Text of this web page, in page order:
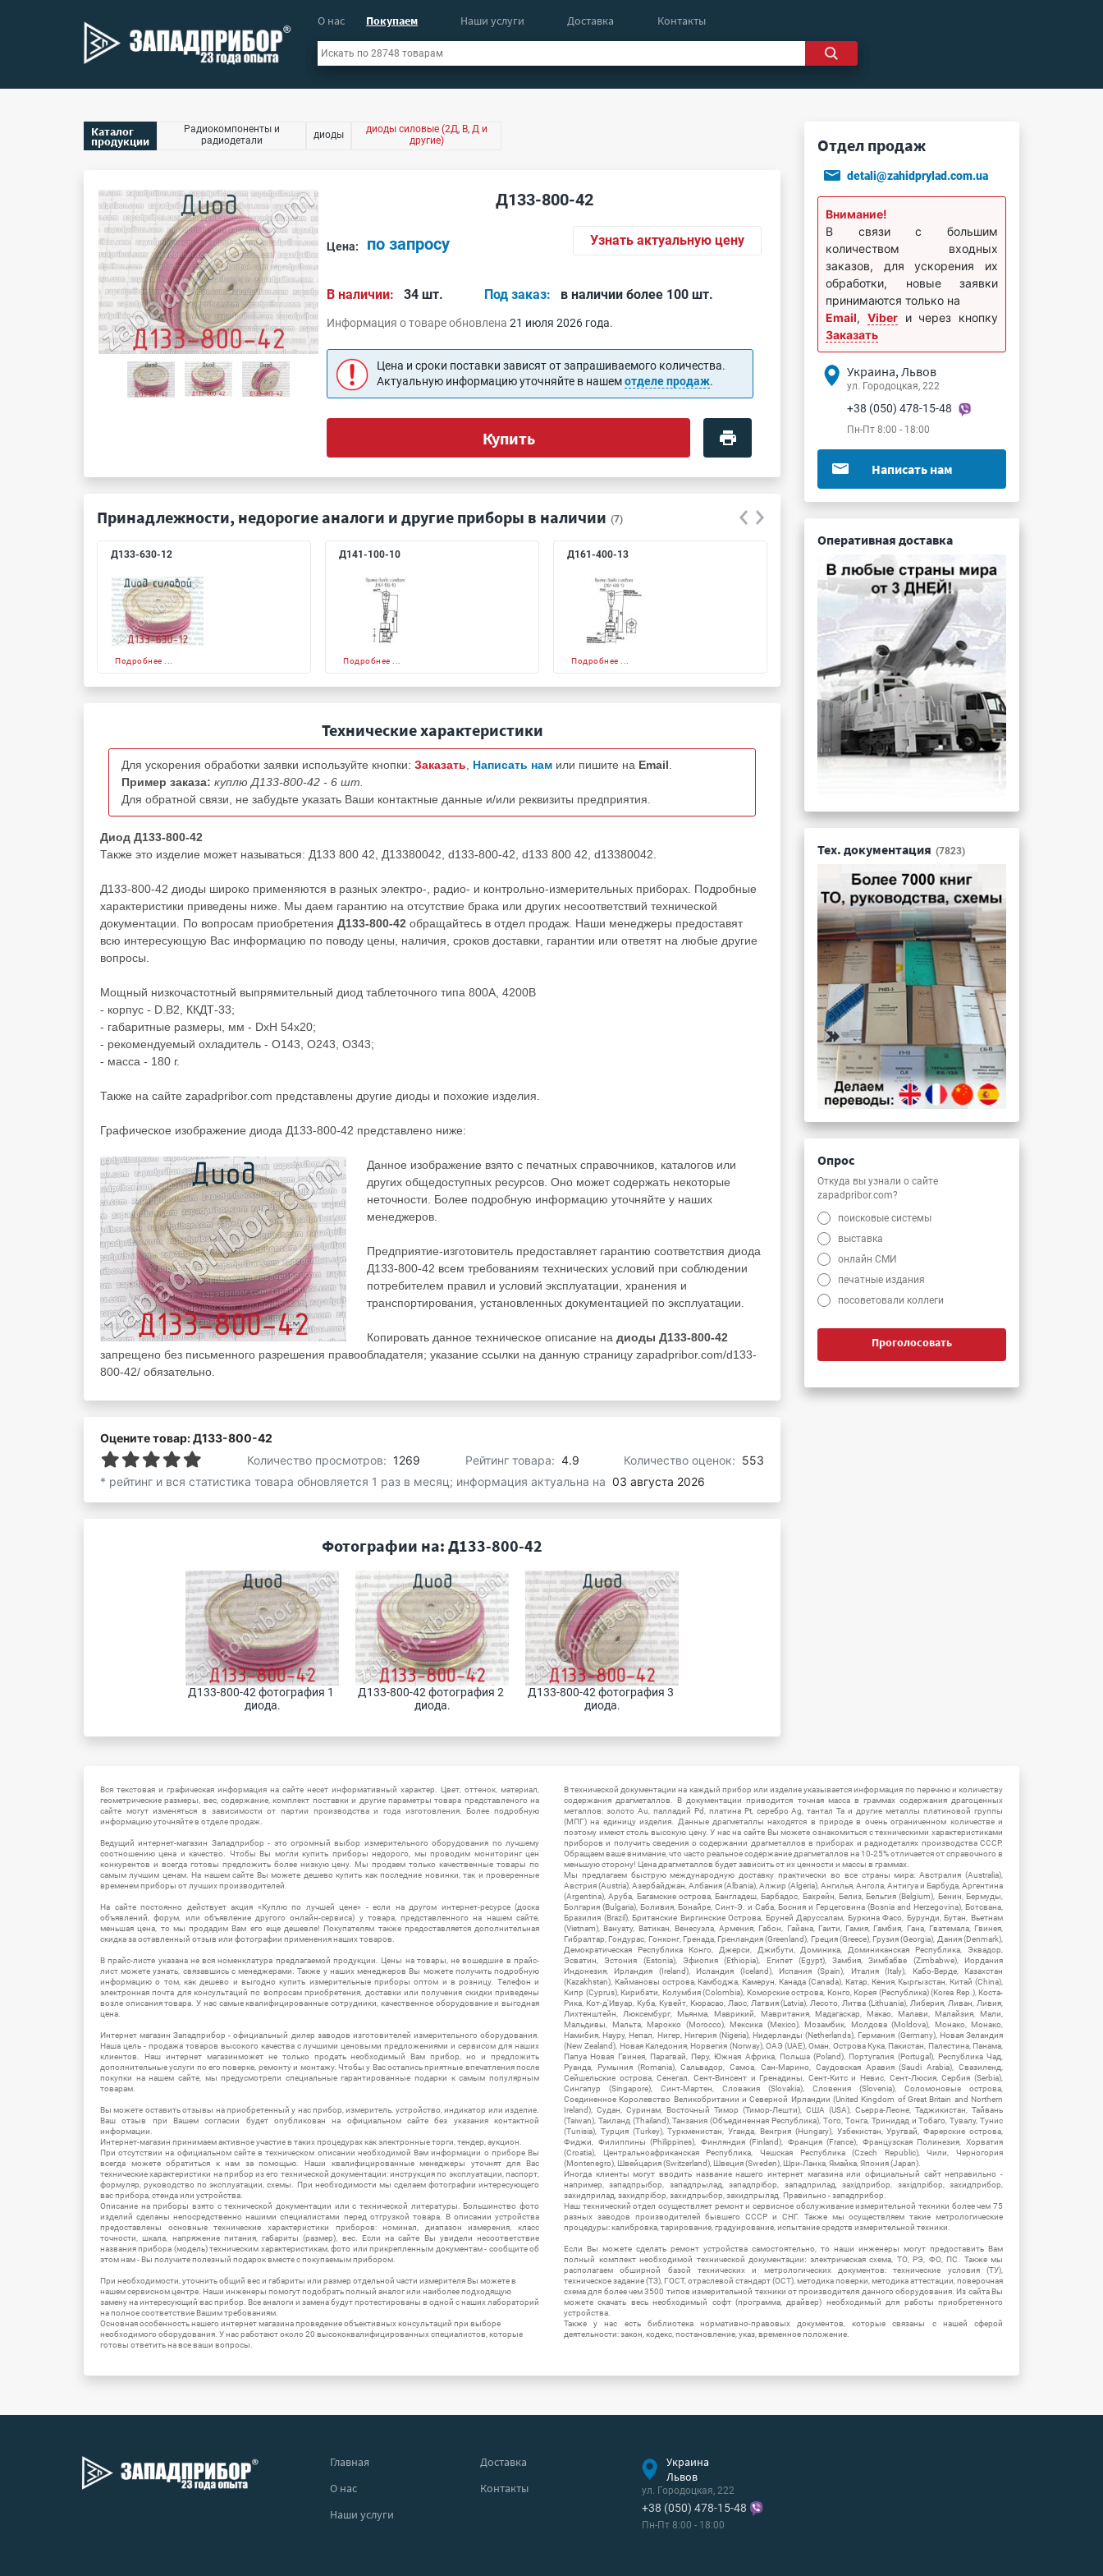
О нас Покупаем Наши услуги Доставка Контакты
Каталог
продукции
Радиокомпоненты и
радиодетали
диоды
диоды силовые (2Д, В, Д и
другие)
Д133-800-42
Цена: по запросу Узнать актуальную цену
В наличии: 34 шт. Под заказ: в наличии более 100 шт.
Информация о товаре обновлена21 июля 2026 года.
Цена и сроки поставки зависят от запрашиваемого количества.
Актуальную информацию уточняйте в нашемотделе продаж.
Купить
Принадлежности, недорогие аналоги и другие приборы в наличии (7)
Д133-630-12
Подробнее ...
Д141-100-10
Подробнее ...
Д161-400-13
Подробнее ... Подробнее ...
Технические характеристики
Для ускорения обработки заявки используйте кнопки: Заказать Написать нам или пишите на Email
Пример заказа: куплю Д133-800-42 - 6 шт.
Для обратной связи, не забудьте указать Ваши контактные данные и/или реквизиты предприятия.
Диод Д133-800-42
Также это изделие может называться: Д133 800 42, Д13380042, d133-800-42, d133 800 42, d13380042.
Д133-800-42 диоды широко применяются в разных электро-, радио- и контрольно-измерительных приборах. Подробные
характеристики приведены ниже. Мы даем гарантию на отсутствие брака или других несоответствий технической
документации. По вопросам приобретения Д133-800-42 обращайтесь в отдел продаж. Наши менеджеры предоставят
всю интересующую Вас информацию по поводу цены, наличия, сроков доставки, гарантии или ответят на любые другие
вопросы.
Мощный низкочастотный выпрямительный диод таблеточного типа 800А, 4200В
- корпус - D.B2, ККДТ-33;
- габаритные размеры, мм - DxH 54x20;
- рекомендуемый охладитель - О143, О243, О343;
- масса - 180 г.
Также на сайте zapadpribor.com представлены другие диоды и похожие изделия.
Графическое изображение диода Д133-800-42 представлено ниже:
Данное изображение взято с печатных справочников, каталогов или
других общедоступных ресурсов. Оно может содержать некоторые
неточности. Более подробную информацию уточняйте у наших
менеджеров.
Предприятие-изготовитель предоставляет гарантию соответствия диода
Д133-800-42 всем требованиям технических условий при соблюдении
потребителем правил и условий эксплуатации, хранения и
транспортирования, установленных документацией по эксплуатации.
Копировать данное техническое описание на диоды Д133-800-42
запрещено без письменного разрешения правообладателя; указание ссылки на данную страницу zapadpribor.com/d133-
800-42/ обязательно.
Оцените товар: Д133-800-42
Количество просмотров: 1269 Рейтинг товара: 4.9 Количество оценок: 553
* рейтинг и вся статистика товара обновляется 1 раз в месяц; информация актуальна на 03 августа 2026
Фотографии на: Д133-800-42
Д133-800-42 фотография 1
диода.
Д133-800-42 фотография 2
диода.
Д133-800-42 фотография 3
диода.
Отдел продаж
detali@zahidprylad.com.ua
Внимание!
В связи с большим
количеством входных
заказов, для ускорения их
обработки, новые заявки
принимаются только на
Email, Viberи через кнопку
Заказать
Украина, Львов
ул. Городоцкая, 222
+38 (050) 478-15-48
Пн-Пт 8:00 - 18:00
Написать нам
Оперативная доставка
Тех. документация (7823)
Опрос
Откуда вы узнали о сайте
zapadpribor.com?
поисковые системы
выставка
онлайн СМИ
печатные издания
посоветовали коллеги
Проголосовать
Вся текстовая и графическая информация на сайте несет информативный характер. Цвет, оттенок, материал,
геометрические размеры, вес, содержание, комплект поставки и другие параметры товара представленого на
сайте могут изменяться в зависимости от партии производства и года изготовления. Более подробную
информацию уточняйте в отделе продаж.
Ведущий интернет-магазин Западприбор - это огромный выбор измерительного оборудования по лучшему
соотношению цена и качество. Чтобы Вы могли купить приборы недорого, мы проводим мониторинг цен
конкурентов и всегда готовы предложить более низкую цену. Мы продаем только качественные товары по
самым лучшим ценам. На нашем сайте Вы можете дешево купить как последние новинки, так и проверенные
временем приборы от лучших производителей.
На сайте постоянно действует акция «Куплю по лучшей цене» - если на другом интернет-ресурсе (доска
объявлений, форум, или объявление другого онлайн-сервиса) у товара, представленного на нашем сайте,
меньшая цена, то мы продадим Вам его еще дешевле! Покупателям также предоставляется дополнительная
скидка за оставленный отзыв или фотографии применения наших товаров.
В прайс-листе указана не вся номенклатура предлагаемой продукции. Цены на товары, не вошедшие в прайс-
лист можете узнать, связавшись с менеджерами. Также у наших менеджеров Вы можете получить подробную
информацию о том, как дешево и выгодно купить измерительные приборы оптом и в розницу. Телефон и
электронная почта для консультаций по вопросам приобретения, доставки или получения скидки приведены
возле описания товара. У нас самые квалифицированные сотрудники, качественное оборудование и выгодная
цена.
Интернет магазин Западприбор - официальный дилер заводов изготовителей измерительного оборудования.
Наша цель - продажа товаров высокого качества с лучшими ценовыми предложениями и сервисом для наших
клиентов. Наш интернет магазинможет не только продать необходимый Вам прибор, но и предложить
дополнительные услуги по его поверке, ремонту и монтажу. Чтобы у Вас остались приятные впечатления после
покупки на нашем сайте, мы предусмотрели специальные гарантированные подарки к самым популярным
товарам.
Вы можете оставить отзывы на приобретенный у нас прибор, измеритель, устройство, индикатор или изделие.
Ваш отзыв при Вашем согласии будет опубликован на официальном сайте без указания контактной
информации.
Интернет-магазин принимаем активное участие в таких процедурах как электронные торги, тендер, аукцион.
При отсутствии на официальном сайте в техническом описании необходимой Вам информации о приборе Вы
всегда можете обратиться к нам за помощью. Наши квалифицированные менеджеры уточнят для Вас
технические характеристики на прибор из его технической документации: инструкция по эксплуатации, паспорт,
формуляр, руководство по эксплуатации, схемы. При необходимости мы сделаем фотографии интересующего
вас прибора, стенда или устройства.
Описание на приборы взято с технической документации или с технической литературы. Большинство фото
изделий сделаны непосредственно нашими специалистами перед отгрузкой товара. В описании устройства
предоставлены основные технические характеристики приборов: номинал, диапазон измерения, класс
точности, шкала, напряжение питания, габариты (размер), вес. Если на сайте Вы увидели несоответствие
названия прибора (модель) техническим характеристикам, фото или прикрепленным документам - сообщите об
этом нам - Вы получите полезный подарок вместе с покупаемым прибором.
При необходимости, уточнить общий вес и габариты или размер отдельной части измерителя Вы можете в
нашем сервисном центре. Наши инженеры помогут подобрать полный аналог или наиболее подходящую
замену на интересующий вас прибор. Все аналоги и замена будут протестированы в одной с наших лабораторий
на полное соответствие Вашим требованиям.
Основная особенность нашего интернет магазина проведение объективных консультаций при выборе
необходимого оборудования. У нас работают около 20 высококвалифицированных специалистов, которые
готовы ответить на все ваши вопросы.
В технической документации на каждый прибор или изделие указывается информация по перечню и количеству
содержания драгметаллов. В документации приводится точная масса в граммах содержания драгоценных
металлов: золото Au, палладий Pd, платина Pt, серебро Ag, тантал Ta и другие металлы платиновой группы
(МПГ) на единицу изделия. Данные драгметаллы находятся в природе в очень ограниченном количестве и
поэтому имеют столь высокую цену. У нас на сайте Вы можете ознакомиться с техническими характеристиками
приборов и получить сведения о содержании драгметаллов в приборах и радиодеталях производства СССР.
Обращаем ваше внимание, что часто реальное содержание драгметаллов на 10-25% отличается от справочного в
меньшую сторону! Цена драгметаллов будет зависить от их ценности и массы в граммах.
Мы предлагаем быструю международную доставку практически во все страны мира: Австралия (Australia),
Австрия (Austria), Азербайджан, Албания (Albania), Алжир (Algeria), Ангилья, Ангола, Антигуа и Барбуда, Аргентина
(Argentina), Аруба, Багамские острова, Бангладеш, Барбадос, Бахрейн, Белиз, Бельгия (Belgium), Бенин, Бермуды,
Болгария (Bulgaria), Боливия, Бонайре, Синт-Э. и Саба, Босния и Герцеговина (Bosnia and Herzegovina), Ботсвана,
Бразилия (Brazil), Британские Виргинские Острова, Бруней Даруссалам, Буркина Фасо, Бурунди, Бутан, Вьетнам
(Vietnam), Вануату, Ватикан, Венесуэла, Армения, Габон, Гайана, Гаити, Гамия, Гамбия, Гана, Гватемала, Гвинея,
Гибралтар, Гондурас, Гонконг, Гренада, Гренландия (Greenland), Греция (Greece), Грузия (Georgia), Дания (Denmark),
Демократическая Республика Конго, Джерси, Джибути, Доминика, Доминиканская Республика, Эквадор,
Эсватин, Эстония (Estonia), Эфиопия (Ethiopia), Египет (Egypt), Замбия, Зимбабве (Zimbabwe), Иордания
Индонезия, Ирландия (Ireland), Исландия (Iceland), Испания (Spain), Италия (Italy), Кабо-Верде, Казахстан
(Kazakhstan), Каймановы острова, Камбоджа, Камерун, Канада (Canada), Катар, Кения, Кыргызстан, Китай (China),
Кипр (Cyprus), Кирибати, Колумбия (Colombia), Коморские острова, Конго, Корея (Республика) (Korea Rep.), Коста-
Рика, Кот-д'Ивуар, Куба, Кувейт, Кюрасао, Лаос, Латвия (Latvia), Лесото, Литва (Lithuania), Либерия, Ливан, Ливия,
Лихтенштейн, Люксембург, Мьянма, Маврикий, Мавритания, Мадагаскар, Макао, Малави, Малайзия, Мали,
Мальдивы, Мальта, Марокко (Morocco), Мексика (Mexico), Мозамбик, Молдова (Moldova), Монако, Монако,
Намибия, Науру, Непал, Нигер, Нигерия (Nigeria), Нидерланды (Netherlands), Германия (Germany), Новая Зеландия
(New Zealand), Новая Каледония, Норвегия (Norway), ОАЭ (UAE), Оман, Острова Кука, Пакистан, Палестина, Панама,
Папуа Новая Гвинея, Парагвай, Перу, Южная Африка, Польша (Poland), Португалия (Portugal), Республика Чад,
Руанда, Румыния (Romania), Сальвадор, Самоа, Сан-Марино, Саудовская Аравия (Saudi Arabia), Свазиленд,
Сейшельские острова, Сенегал, Сент-Винсент и Гренадины, Сент-Китс и Невис, Сент-Люсия, Сербия (Serbia),
Сингапур (Singapore), Синт-Мартен, Словакия (Slovakia), Словения (Slovenia), Соломоновые острова,
Соединенное Королевство Великобритании и Северной Ирландии (United Kingdom of Great Britain and Northern
Ireland), Судан, Суринам, Восточный Тимор (Тимор-Лешти), США (USA), Сьерра-Леоне, Таджикистан, Тайвань
(Taiwan), Таиланд (Thailand), Танзания (Объединенная Республика), Того, Тонга, Тринидад и Тобаго, Тувалу, Тунис
(Tunisia), Турция (Turkey), Туркменистан, Уганда, Венгрия (Hungary), Узбекистан, Уругвай, Фарерские острова,
Фиджи, Филиппины (Philippines), Финляндия (Finland), Франция (France), Французская Полинезия, Хорватия
(Croatia), Центральноафриканская Республика, Чешская Республика (Czech Republic), Чили, Черногория
(Montenegro), Швейцария (Switzerland), Швеция (Sweden), Шри-Ланка, Ямайка, Япония (Japan).
Иногда клиенты могут вводить название нашего интернет магазина или официальный сайт неправильно -
например, западпрыбор, западпрылад, западпрібор, западприлад, західприбор, західпрібор, захидприбор,
захидприлад, захидпрібор, захидпрыбор, захидпрылад. Правильно - западприбор.
Наш технический отдел осуществляет ремонт и сервисное обслуживание измерительной техники более чем 75
разных заводов производителей бывшего СССР и СНГ. Также мы осуществляем такие метрологические
процедуры: калибровка, тарирование, градуирование, испытание средств измерительной техники.
Если Вы можете сделать ремонт устройства самостоятельно, то наши инженеры могут предоставить Вам
полный комплект необходимой технической документации: электрическая схема, ТО, РЭ, ФО, ПС. Также мы
располагаем обширной базой технических и метрологических документов: технические условия (ТУ),
техническое задание (ТЗ), ГОСТ, отраслевой стандарт (ОСТ), методика поверки, методика аттестации, поверочная
схема для более чем 3500 типов измерительной техники от производителя данного оборудования. Из сайта Вы
можете скачать весь необходимый софт (программа, драйвер) необходимый для работы приобретенного
устройства.
Также у нас есть библиотека нормативно-правовых документов, которые связаны с нашей сферой
деятельности: закон, кодекс, постановление, указ, временное положение.
Главная
Доставка
О нас
Контакты
Наши услуги
Украина
Львов
ул. Городоцкая, 222
+38 (050) 478-15-48
Пн-Пт 8:00 - 18:00